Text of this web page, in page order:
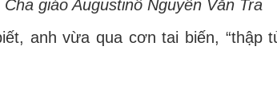
giáo Augustinô Nguyễn Văn Tra
anh vừa qua cơn tai biến, “thập